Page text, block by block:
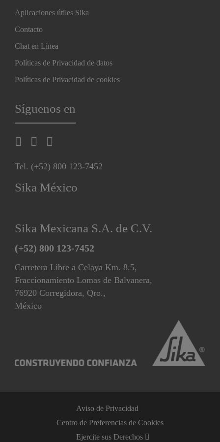
Aplicaciones útiles Sika
Contacto
Chat en Línea
Políticas de Privacidad de datos
Políticas de Privacidad de cookies
Síguenos en
Tel. (+52) 800 123-7452
Sika México
Sika Mexicana S.A. de C.V.
(+52) 800 123-7452
Carretera Libre a Celaya Km. 8.5,
Fraccionamiento Lomas de Balvanera,
76920 Corregidora, Qro.,
México
Aviso de Privacidad
Centro de Preferencias de Cookies
Ejercite sus Derechos